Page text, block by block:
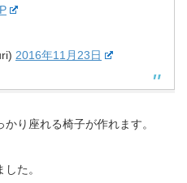
2016年11月23日
り座れる椅子が作れます。
た。